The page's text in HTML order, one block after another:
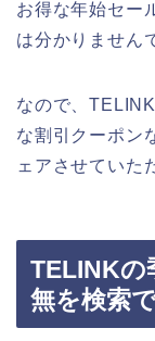
お得な年始セー
は分かりません
なので、
な割引クーポン
ェアさせていた
TELINKの
無を検索